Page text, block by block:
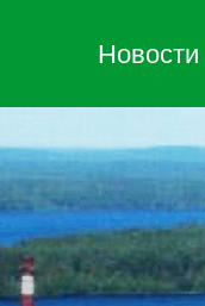
Новости